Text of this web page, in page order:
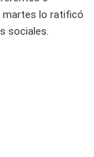
martes lo ratificó
sociales.